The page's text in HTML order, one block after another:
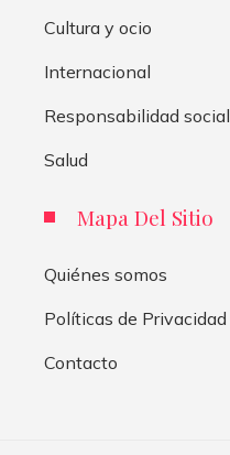
Cultura y ocio
Internacional
Responsabilidad social
Salud
Mapa Del Sitio
Quiénes somos
Políticas de Privacidad
Contacto